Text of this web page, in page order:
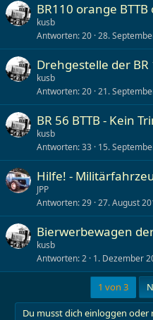
BR110 orange BTTB
kusb
Antworten 20 28.
Drehgestelle der BR
kusb
Antworten 20 21.
BR 56 BTTB - Kein
kusb
Antworten 33 15.
Hilfe! -
JPP
Antworten 29 27. August
Bierwerbewagen
kusb
Antworten 2 1. Dezember
1 von 3
Du musst dich einloggen